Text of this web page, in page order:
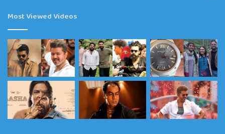
Most Viewed Videos